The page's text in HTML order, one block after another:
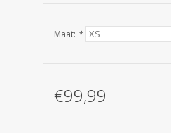
Maat: *
€99,99